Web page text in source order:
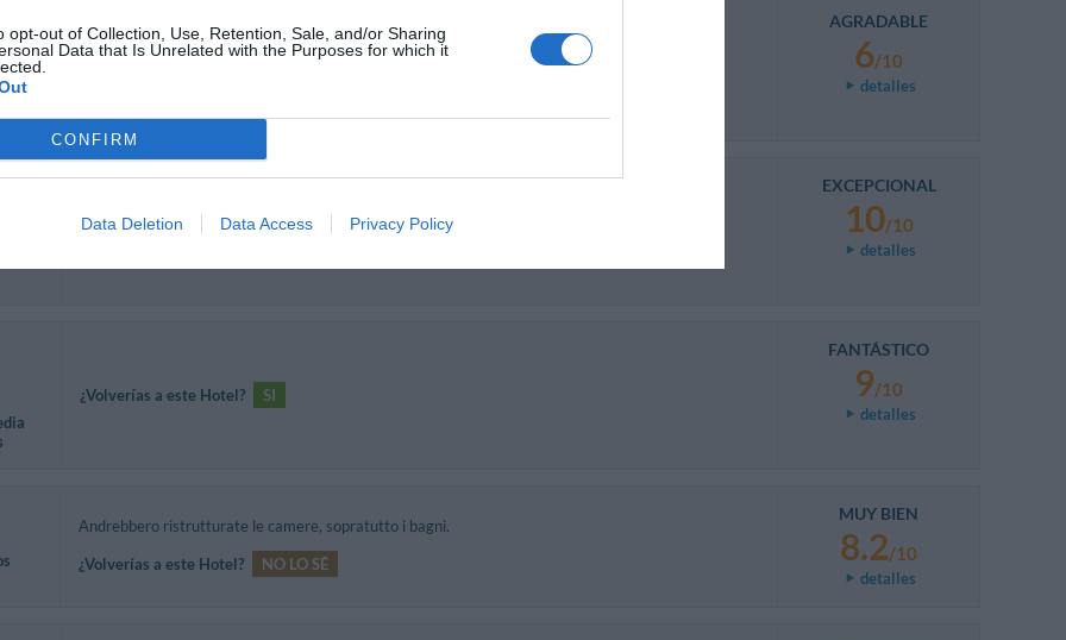
opt-out of Collection, Use, Retention, Sale, and/or Sharing
Data that Is Unrelated with the Purposes for which it
CONFIRM
Data Deletion Data Access Privacy Policy
AGRADABLE
6/10
detalles
¿Volverías a este Hotel? SI
EXCEPCIONAL
10/10
detalles
¿Volverías a este Hotel? SI
FANTÁSTICO
9/10
detalles
Andrebbero ristrutturate le camere, sopratutto i bagni.
¿Volverías a este Hotel?
NO LO SÉ
MUY BIEN
8.2/10
detalles